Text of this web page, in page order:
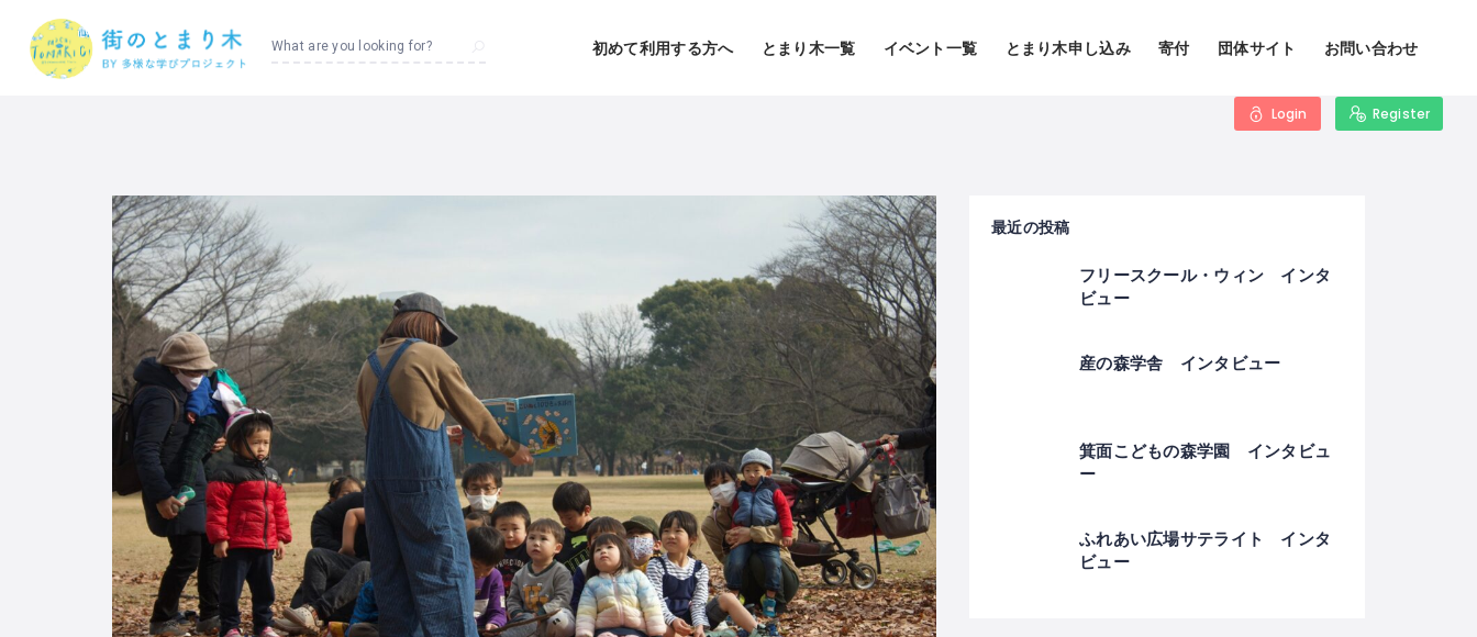
What are you looking for? 初めて利用する方へ とまり木一覧 イベント一覧 とまり木申し込み 寄付 団体サイト お問い合わせ
Login Register
最近の投稿
フリースクール・ウィン インタ
ビュー
産の森学舎 インタビュー
箕面こどもの森学園 インタビュ
ー
ふれあい広場サテライト インタ
ビュー